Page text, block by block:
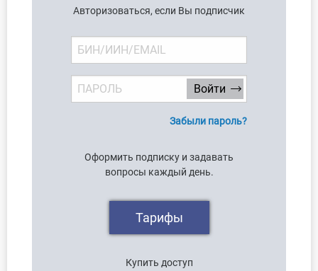
Авторизоваться, если Вы подписчик
Забыли пароль?
Оформить подписку и задавать
вопросы каждый день.
Тарифы
Купить доступ